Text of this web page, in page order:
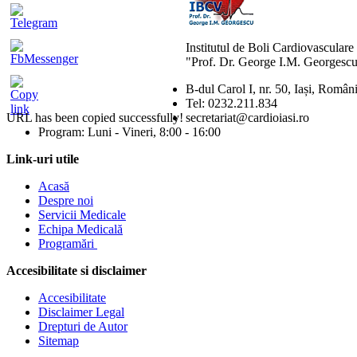
URL has been copied successfully!
Institutul de Boli Cardiovasculare
"Prof. Dr. George I.M.
B-dul Carol I, nr. 50, Iași,
Tel: 0232.211.834
secretariat@cardioiasi.ro
Program: Luni - Vineri, 8:00 - 16:00
Link-uri utile
Acasă
Despre noi
Servicii Medicale
Echipa Medicală
Programări
Accesibilitate si disclaimer
Accesibilitate
Disclaimer Legal
Drepturi de Autor
Sitemap